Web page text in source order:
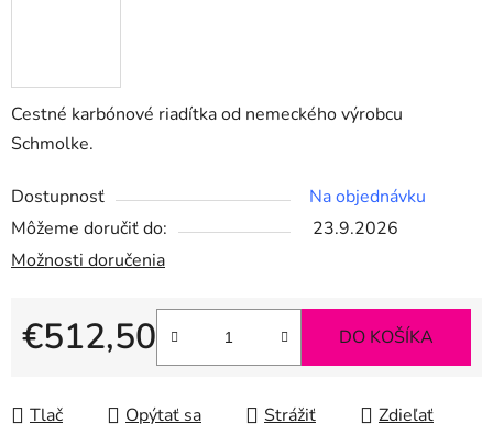
Cestné karbónové riadítka od nemeckého výrobcu
Schmolke.
Dostupnosť
Na objednávku
Môžeme doručiť do:
23.9.2026
Možnosti doručenia
€512,50 DO KOŠÍKA
Tlač Opýtať sa Strážiť Zdieľať